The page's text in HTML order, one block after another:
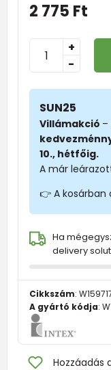
2 775 Ft
-
+
SUN25
Villámakció –
10., hétfőig.
A már
👉 A kosárban
Ha
delivery
Cikkszám:
A gyártó kódja:
Hozzáadás